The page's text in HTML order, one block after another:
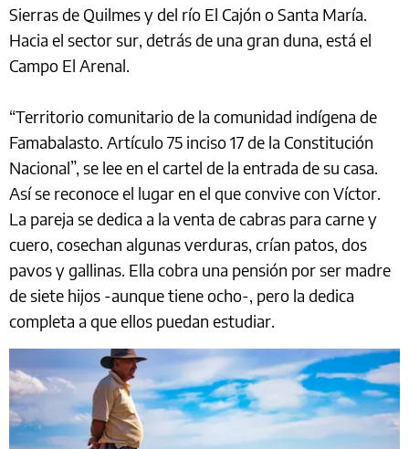
Sierras de Quilmes y del río El Cajón o Santa María.
Hacia el sector sur, detrás de una gran duna, está el
Campo El Arenal.
“Territorio comunitario de la comunidad indígena de
Famabalasto. Artículo 75 inciso 17 de la Constitución
Nacional”, se lee en el cartel de la entrada de su casa.
Así se reconoce el lugar en el que convive con Víctor.
La pareja se dedica a la venta de cabras para carne y
cuero, cosechan algunas verduras, crían patos, dos
pavos y gallinas. Ella cobra una pensión por ser madre
de siete hijos -aunque tiene ocho-, pero la dedica
completa a que ellos puedan estudiar.